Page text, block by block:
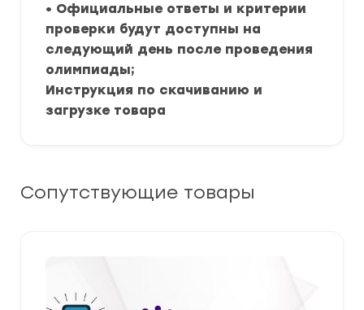
• Официальные ответы и критерии
проверки будут доступны на
следующий день после проведения
олимпиады;
Инструкция по скачиванию и
загрузке товара
Сопутствующие товары